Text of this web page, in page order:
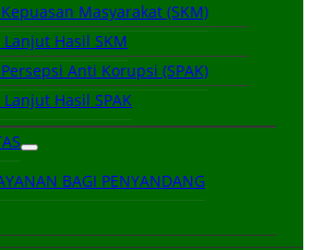
Masyarakat (SKM)
Hasil SKM
Anti Korupsi (SPAK)
Hasil SPAK
BAGI PENYANDANG